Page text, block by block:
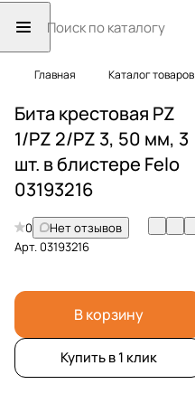
Главная Каталог товаров
Бита крестовая PZ
1/PZ 2/PZ 3, 50 мм, 3
шт. в блистере Felo
03193216
0
Нет отзывов
Арт.03193216
В корзину
Купить в 1 клик